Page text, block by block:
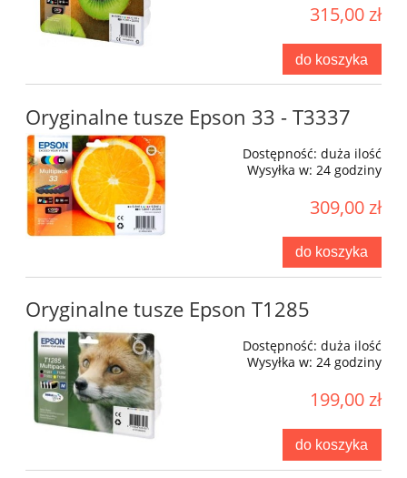
315,00 zł
do koszyka
Oryginalne tusze Epson 33 - T3337
Dostępność: duża ilość
Wysyłka w: 24 godziny
309,00 zł
do koszyka
Oryginalne tusze Epson T1285
Dostępność: duża ilość
Wysyłka w: 24 godziny
199,00 zł
do koszyka